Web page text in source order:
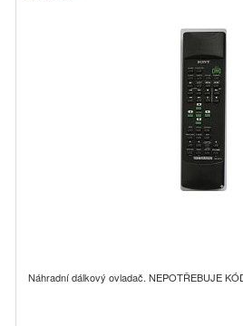
Náhradní dálkový ovladač. NEPOTŘEBUJE